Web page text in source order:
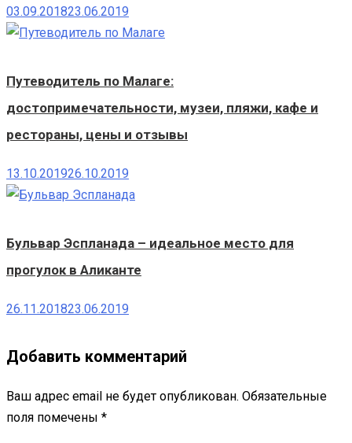
03.09.201823.06.2019
Путеводитель по Малаге:
достопримечательности, музеи, пляжи, кафе и
рестораны, цены и отзывы
13.10.201926.10.2019
Бульвар Эспланада – идеальное место для
прогулок в Аликанте
26.11.201823.06.2019
Добавить комментарий
Ваш адрес email не будет опубликован. Обязательные
поля помечены *